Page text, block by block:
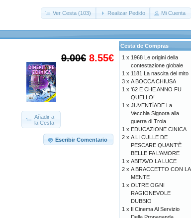
Ver Cesta (103) Realizar Pedido Mi Cuenta
9.00€ 8.55€
Añadir a
la Cesta
Escribir Comentario
Cesta de Compras
1 x 1968 Le origini della
contestazione globale
1 x 1181 La nascita del mito
3 x A BOCCA CHIUSA
1 x '62 E CHE ANNO FU
QUELLO!
1 x JUVENTÌADE La
Vecchia Signora alla
guerra di Troia
1 x EDUCAZIONE CINICA
2 x A LI CULLE DE
PESCARE QUANT’È
BELLE FA L’AMORE
1 x ABITAVO LA LUCE
2 x A BRACCETTO CON LA
MENTE
1 x OLTRE OGNI
RAGIONEVOLE
DUBBIO
1 x Il Cinema Al Servizio